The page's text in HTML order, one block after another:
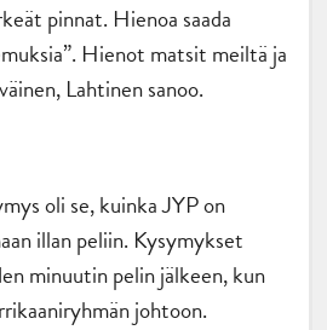
pinnat. Hienoa saada
Hienot matsit meiltä ja
Lahtinen sanoo.
oli se, kuinka JYP on
illan peliin. Kysymykset
minuutin pelin jälkeen, kun
johtoon.